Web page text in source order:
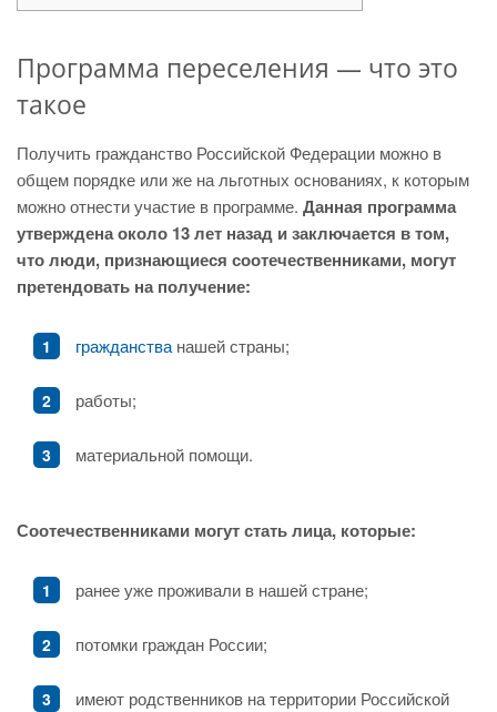
Программа переселения — что это
такое
Получить гражданство Российской Федерации можно в
общем порядке или же на льготных основаниях, к которым
можно отнести участие в программе. Данная программа
утверждена около 13 лет назад и заключается в том,
что люди, признающиеся соотечественниками, могут
претендовать на получение:
гражданства нашей страны;
работы;
материальной помощи.
Соотечественниками могут стать лица, которые:
ранее уже проживали в нашей стране;
потомки граждан России;
имеют родственников на территории Российской